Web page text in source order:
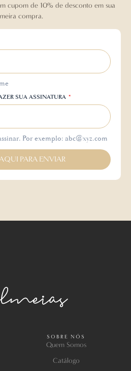
cupom de 10% de desconto em sua
compra.
SUA ASSINATURA
Por exemplo: abc@xyz.com
PARA ENVIAR
SOBRE NÓS
Quem Somos
Catálogo